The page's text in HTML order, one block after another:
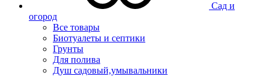
Сад и
огород
Все товары
Биотуалеты и септики
Грунты
Для полива
Душ садовый,умывальники